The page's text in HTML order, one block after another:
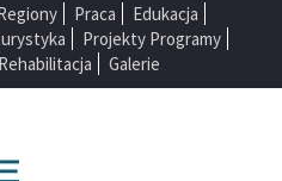
Praca
Edukacja
Projekty Programy
Galerie